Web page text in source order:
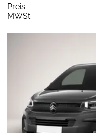
Preis:
MWSt: